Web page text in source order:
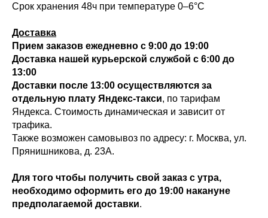
Срок хранения 48ч при температуре 0–6°C
Доставка
Прием заказов ежедневно с 9:00 до 19:00
Доставка нашей курьерской службой с 6:00 до
13:00
Доставки после 13:00 осуществляются за
отдельную плату Яндекс-такси, по тарифам
Яндекса. Стоимость динамическая и зависит от
трафика.
Также возможен самовывоз по адресу: г. Москва, ул.
Прянишникова, д. 23А.
Для того чтобы получить свой заказ с утра,
необходимо оформить его до 19:00 накануне
предполагаемой доставки.